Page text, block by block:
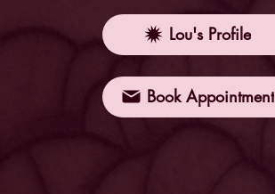
Lou's Profile
Book Appointment